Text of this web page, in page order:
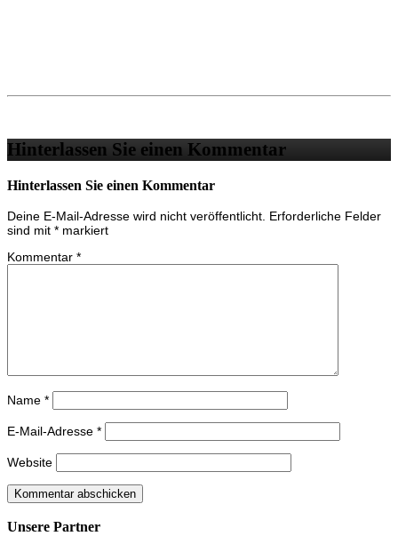
Hinterlassen Sie einen Kommentar
Hinterlassen Sie einen Kommentar
Deine E-Mail-Adresse wird nicht veröffentlicht. Erforderliche Felder
sind mit * markiert
Kommentar *
Name *
E-Mail-Adresse *
Website
Unsere Partner